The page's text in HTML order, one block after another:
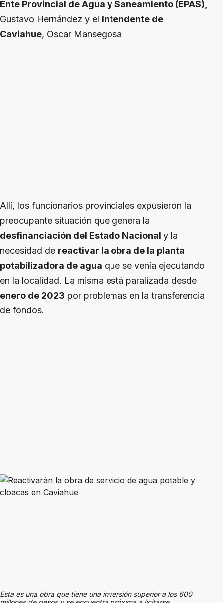
Ente Provincial de Agua y Saneamiento (EPAS),
Gustavo Hernández y el Intendente de
Caviahue, Oscar Mansegosa
Allí, los funcionarios provinciales expusieron la
preocupante situación que genera la
desfinanciación del Estado Nacional y la
necesidad de reactivar la obra de la planta
potabilizadora de agua que se venía ejecutando
en la localidad. La misma está paralizada desde
enero de 2023 por problemas en la transferencia
de fondos.
Esta es una obra que tiene una inversión superior a los 600